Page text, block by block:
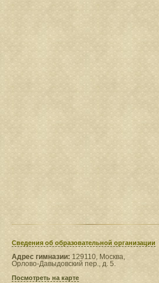
Сведения​ об образовательной организации
Адрес гимназии: 129110, Москва,
Орлово-Давыдовский пер., д. 5.
Посмотреть на карте